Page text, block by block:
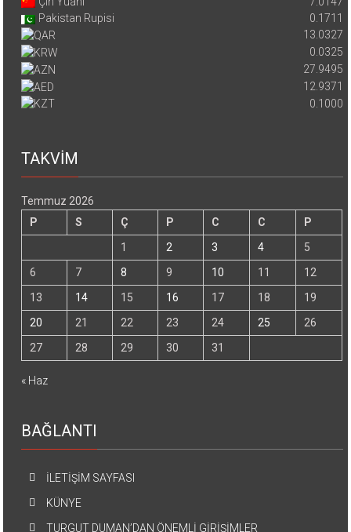
Pakistan Rupisi
0.1711
13.0327
0.0325
27.9495
12.9371
0.1000
TAKVİM
Temmuz 2026
P
S Ç P C C
P
1
2 3 4
5
6
7 8 9 10 11
12
13
14 15 16 17 18
19
20
21 22 23 24 25
26
27
28 29 30 31
« Haz
BAĞLANTI
İLETİŞİM SAYFASI
KÜNYE
TURGUT DUMAN’DAN ÖNEMLİ GİRİŞİMLER